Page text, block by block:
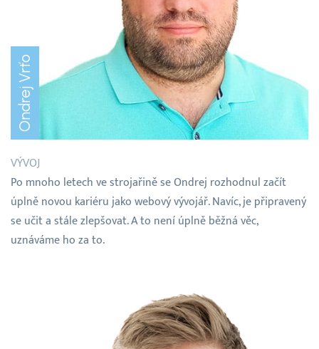
Ondrej Vrťo
VÝVOJ
Po mnoho letech ve strojařině se Ondrej rozhodnul začít
úplně novou kariéru jako webový vývojář. Navíc, je připravený
se učit a stále zlepšovat. A to není úplně běžná věc,
uznáváme ho za to.